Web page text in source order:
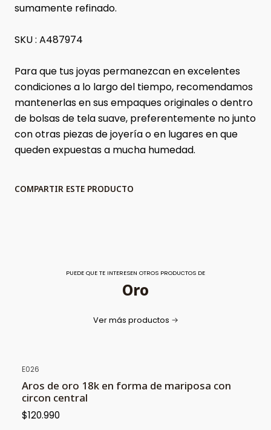
sumamente refinado.
SKU : A487974
Para que tus joyas permanezcan en excelentes
condiciones a lo largo del tiempo, recomendamos
mantenerlas en sus empaques originales o dentro
de bolsas de tela suave, preferentemente no junto
con otras piezas de joyería o en lugares en que
queden expuestas a mucha humedad.
COMPARTIR ESTE PRODUCTO
PUEDE QUE TE INTERESEN OTROS PRODUCTOS DE
Oro
Ver más productos
E026
Aros de oro 18k en forma de mariposa con
circon central
$120.990